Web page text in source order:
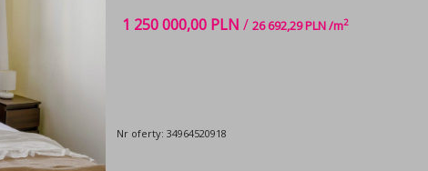
1 250 000,00 PLN / 26 692,29 PLN /m2
Nr oferty: 34964520918